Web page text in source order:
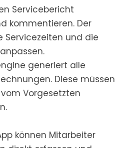
Servicebericht
kommentieren. Der
Servicezeiten und die
generiert alle
Diese müssen
Vorgesetzten
können Mitarbeiter